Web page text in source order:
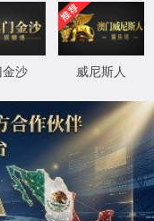
All rights reserved.